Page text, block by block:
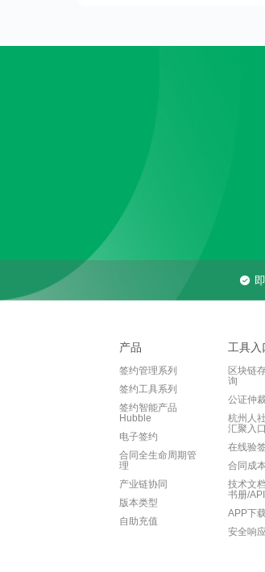
产品
签约管理系列
签约工具系列
签约智能产品
Hubble
电子签约
合同全生命周期管
理
产业链协同
版本类型
自助充值
工具入
区块链
询
公证仲
杭州人
汇聚入口
在线验
合同成
技术文
书册/
APP下
安全响